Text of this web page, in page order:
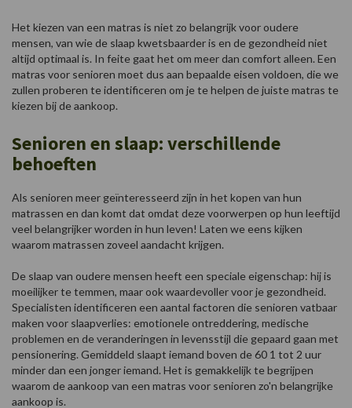
Het kiezen van een matras is niet zo belangrijk voor oudere
mensen, van wie de slaap kwetsbaarder is en de gezondheid niet
altijd optimaal is. In feite gaat het om meer dan comfort alleen. Een
matras voor senioren moet dus aan bepaalde eisen voldoen, die we
zullen proberen te identificeren om je te helpen de juiste matras te
kiezen bij de aankoop.
Senioren en slaap: verschillende
behoeften
Als senioren meer geïnteresseerd zijn in het kopen van hun
matrassen en dan komt dat omdat deze voorwerpen op hun leeftijd
veel belangrijker worden in hun leven! Laten we eens kijken
waarom matrassen zoveel aandacht krijgen.
De slaap van oudere mensen heeft een speciale eigenschap: hij is
moeilijker te temmen, maar ook waardevoller voor je gezondheid.
Specialisten identificeren een aantal factoren die senioren vatbaar
maken voor slaapverlies: emotionele ontreddering, medische
problemen en de veranderingen in levensstijl die gepaard gaan met
pensionering. Gemiddeld slaapt iemand boven de 60 1 tot 2 uur
minder dan een jonger iemand. Het is gemakkelijk te begrijpen
waarom de aankoop van een matras voor senioren zo'n belangrijke
aankoop is.